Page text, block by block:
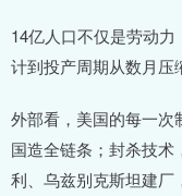
14亿人口不仅是劳动
计到投产周期从数月压
外部看，美国的每一次
国造全链条；封杀技
利、乌兹别克斯坦建厂